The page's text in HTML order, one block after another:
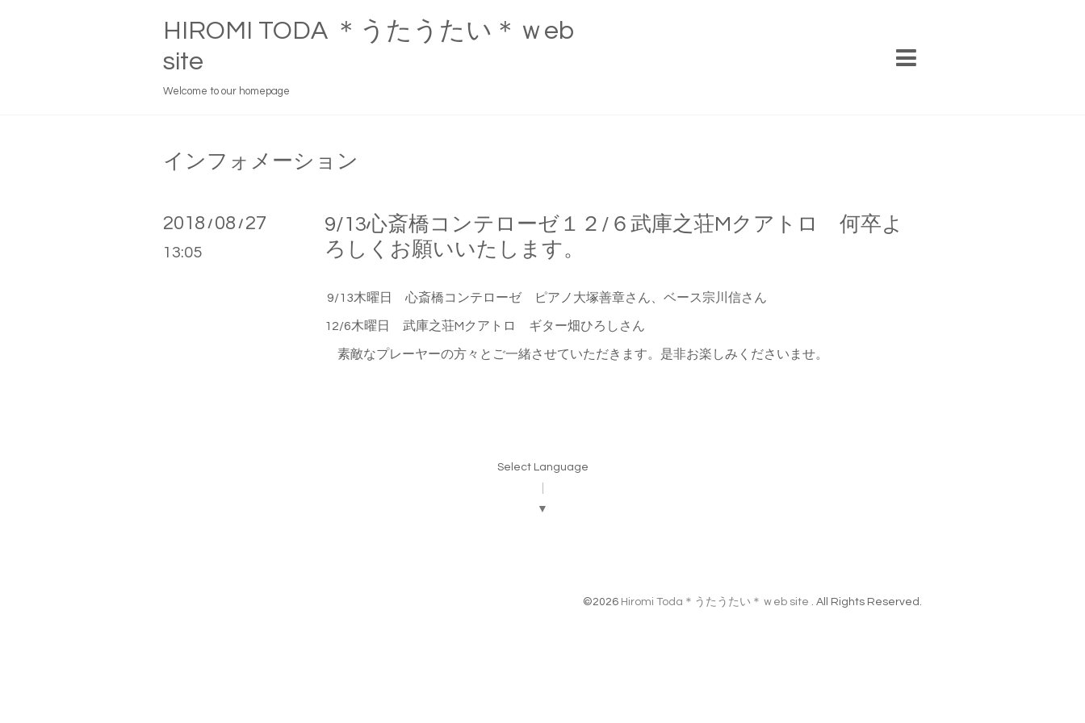
HIROMI TODA ＊うたうたい＊ｗeb
site
Welcome to our homepage
インフォメーション
2018 / 08 / 27
13:05
9/13心斎橋コンテローゼ１２/６武庫之荘Mクアトロ 何卒よ
ろしくお願いいたします。
9/13木曜日 心斎橋コンテローゼ ピアノ大塚善章さん、ベース宗川信さん
12/6木曜日 武庫之荘Mクアトロ ギター畑ひろしさん
素敵なプレーヤーの方々とご一緒させていただきます。是非お楽しみくださいませ。
Select Language
▼
©2026 Hiromi Toda＊うたうたい＊ｗeb site . All Rights Reserved.